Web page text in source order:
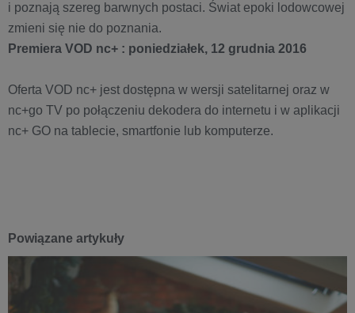
i poznają szereg barwnych postaci. Świat epoki lodowcowej
zmieni się nie do poznania.
Premiera VOD nc+ : poniedziałek, 12 grudnia 2016
Oferta VOD nc+ jest dostępna w wersji satelitarnej oraz w
nc+go TV po połączeniu dekodera do internetu i w aplikacji
nc+ GO na tablecie, smartfonie lub komputerze.
Powiązane artykuły